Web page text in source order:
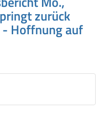
zurück
Hoffnung auf